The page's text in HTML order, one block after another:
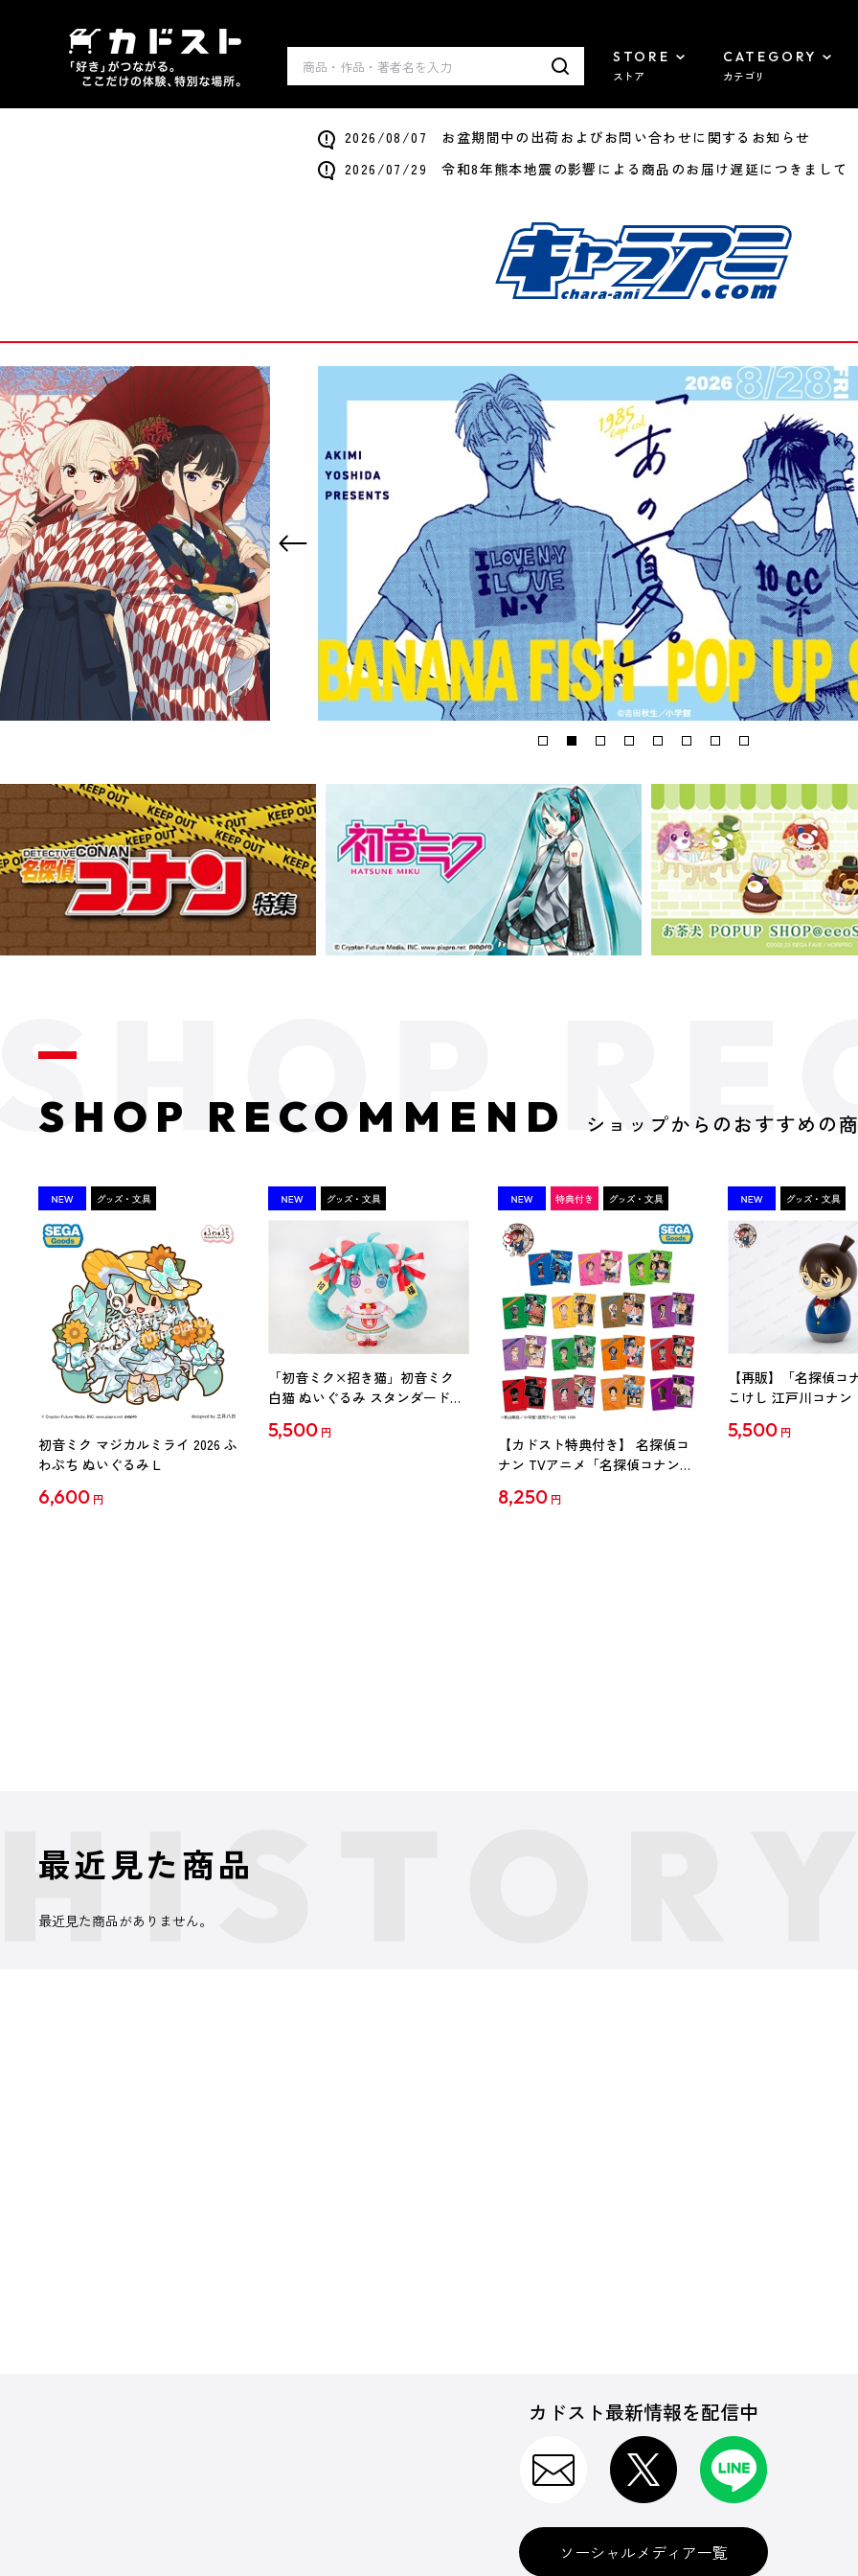
STORE
ストア
CATEGORY
カテゴリ
2026/08/07 お盆期間中の出荷およびお問い合わせに関するお知らせ
2026/07/29 令和8年熊本地震の影響による商品のお届け遅延につきまして
SHOP RECOMMEND ショップからのおすすめの
初音ミク マジカルミライ 2026 ふ
わぷち ぬいぐるみ L
6,600 円
「初音ミク×招き猫」初音ミク
白猫 ぬいぐるみ スタンダード
5,500 円
【カドスト特典付き】 名探偵コ
ナン TVアニメ「名探偵コナン」
【1BOX】
8,250 円
【再販】「名探偵コ
こけし 江戸川コナン
5,500 円
最近見た商品
最近見た商品がありません。
カドスト最新情報を配信中
ソーシャルメディア一覧